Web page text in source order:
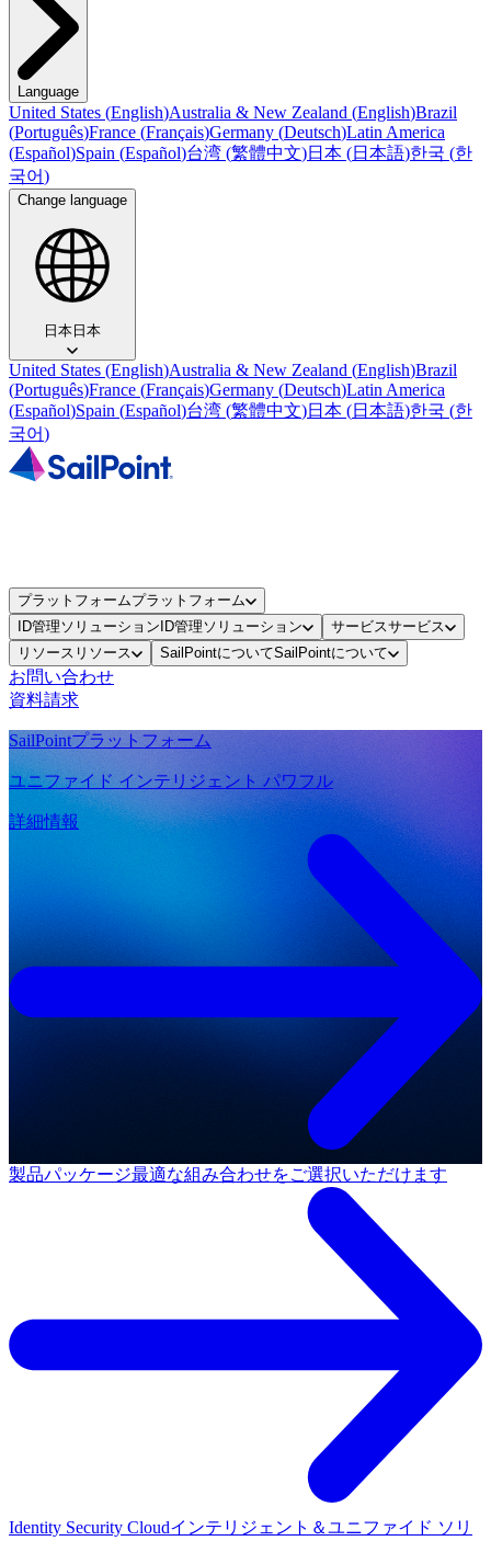
Language
United States (English)Australia & New Zealand (English)Brazil
(Português)France (Français)Germany (Deutsch)Latin America
(Español)Spain (Español)台湾 (繁體中文)日本 (日本語)한국 (한
국어)
Change language
日本日本
United States (English)Australia & New Zealand (English)Brazil
(Português)France (Français)Germany (Deutsch)Latin America
(Español)Spain (Español)台湾 (繁體中文)日本 (日本語)한국 (한
국어)
プラットフォームプラットフォーム
ID管理ソリューション ID管理ソリューション サービスサービス
リソース リソース SailPointについてSailPointについて
お問い合わせ
資料請求
SailPointプラットフォーム
ユニファイド インテリジェント パワフル
詳細情報
製品パッケージ最適な組み合わせをご選択いただけます
Identity Security Cloudインテリジェント＆ユニファイド ソリ